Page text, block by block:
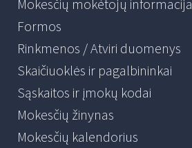
Mokesčių mokėtojų informacija
Formos
Rinkmenos / Atviri duomenys
Skaičiuoklės ir pagalbininkai
Sąskaitos ir įmokų kodai
Mokesčių žinynas
Mokesčių kalendorius